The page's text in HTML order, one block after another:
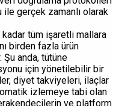
gerçek zamanlı olarak
tüm işaretli mallara
birden fazla ürün
Şu anda, tütüne
için yönetilebilir bir
diyet takviyeleri, ilaçlar
izlemeye tabi olan
ve platform